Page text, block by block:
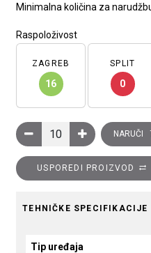
Minimalna količina za
Raspoloživost
ZAGREB
16
SPLIT
0
Sklopka Clasia, križna,
NARUČI
USPOREDI PROIZVOD
TEHNIČKE SPECIFIKACIJE
Tip uređaja